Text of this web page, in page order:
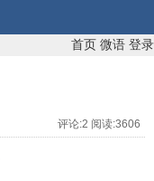
首页 微语 登录
评论:2 阅读:3606